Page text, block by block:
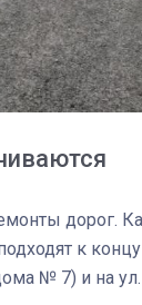
дорог.
к
№ 7) и на